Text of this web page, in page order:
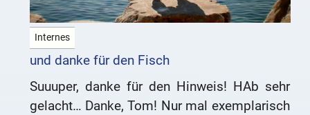
Internes
und danke für den Fisch
Suuuper, danke für den Hinweis! HAb sehr
gelacht… Danke, Tom! Nur mal exemplarisch